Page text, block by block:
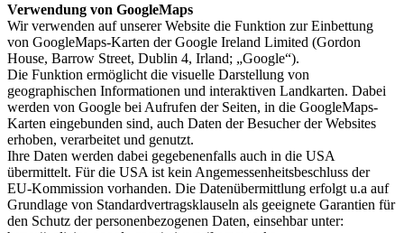
Verwendung von GoogleMaps
Wir verwenden auf unserer Website die Funktion zur Einbettung
von GoogleMaps-Karten der Google Ireland Limited (Gordon
House, Barrow Street, Dublin 4, Irland; „Google“).
Die Funktion ermöglicht die visuelle Darstellung von
geographischen Informationen und interaktiven Landkarten. Dabei
werden von Google bei Aufrufen der Seiten, in die GoogleMaps-
Karten eingebunden sind, auch Daten der Besucher der Websites
erhoben, verarbeitet und genutzt.
Ihre Daten werden dabei gegebenenfalls auch in die USA
übermittelt. Für die USA ist kein Angemessenheitsbeschluss der
EU-Kommission vorhanden. Die Datenübermittlung erfolgt u.a auf
Grundlage von Standardvertragsklauseln als geeignete Garantien für
den Schutz der personenbezogenen Daten, einsehbar unter: